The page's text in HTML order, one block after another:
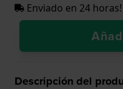
Enviado en 24 horas!
Descripción del